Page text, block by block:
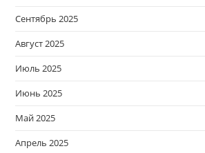
Сентябрь 2025
Август 2025
Июль 2025
Июнь 2025
Май 2025
Апрель 2025